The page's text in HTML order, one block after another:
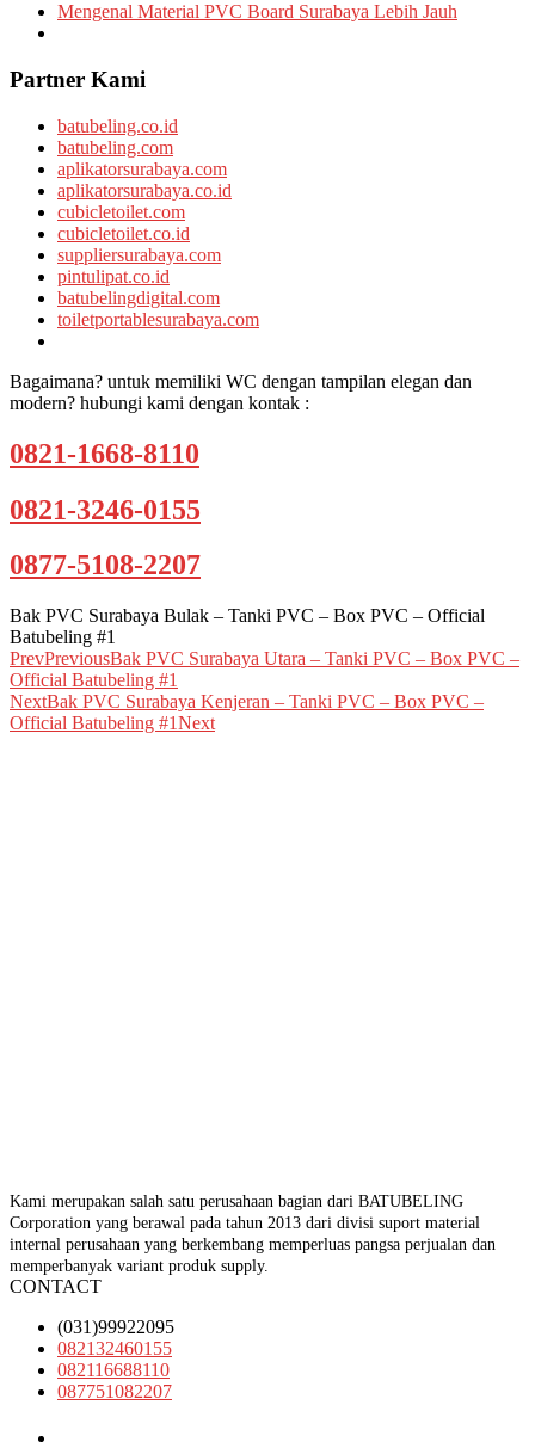
Mengenal Material PVC Board Surabaya Lebih Jauh
Partner Kami
batubeling.co.id
batubeling.com
aplikatorsurabaya.com
aplikatorsurabaya.co.id
cubicletoilet.com
cubicletoilet.co.id
suppliersurabaya.com
pintulipat.co.id
batubelingdigital.com
toiletportablesurabaya.com
Bagaimana? untuk memiliki WC dengan tampilan elegan dan
modern? hubungi kami dengan kontak :
0821-1668-8110
0821-3246-0155
0877-5108-2207
Bak PVC Surabaya Bulak – Tanki PVC – Box PVC – Official
Batubeling #1
PrevPreviousBak PVC Surabaya Utara – Tanki PVC – Box PVC –
Official Batubeling #1
NextBak PVC Surabaya Kenjeran – Tanki PVC – Box PVC –
Official Batubeling #1Next
Kami merupakan salah satu perusahaan bagian dari BATUBELING
Corporation yang berawal pada tahun 2013 dari divisi suport material
internal perusahaan yang berkembang memperluas pangsa perjualan dan
memperbanyak variant produk supply.
CONTACT
(031)99922095
082132460155
082116688110
087751082207